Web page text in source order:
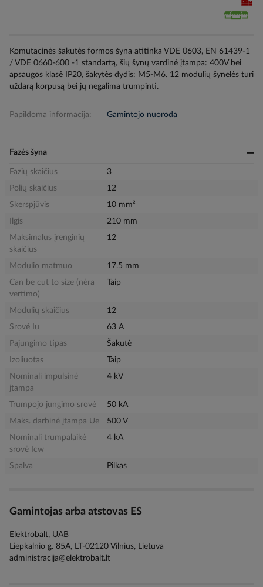
Komutacinės šakutės formos šyna atitinka VDE 0603, EN 61439-1
/ VDE 0660-600 -1 standartą, šių šynų vardinė įtampa: 400V bei
apsaugos klasė IP20, šakytės dydis: M5-M6. 12 modulių šynelės turi
uždarą korpusą bei jų negalima trumpinti.
Papildoma informacija: Gamintojo nuoroda
Fazės šyna
Fazių skaičius
3
Polių skaičius
12
Skerspjūvis
10 mm²
Ilgis
210 mm
Maksimalus įrenginių
skaičius
12
Modulio matmuo
17.5 mm
Can be cut to size (nėra
vertimo)
Taip
Modulių skaičius
12
Srovė Iu
63 A
Pajungimo tipas
Šakutė
Izoliuotas
Taip
Nominali impulsinė
įtampa
4 kV
Trumpojo jungimo srovė
50 kA
Maks. darbinė įtampa Ue
500 V
Nominali trumpalaikė
srovė Icw
4 kA
Spalva Pilkas
Gamintojas arba atstovas ES
Elektrobalt, UAB
Liepkalnio g. 85A, LT-02120 Vilnius, Lietuva
administracija@elektrobalt.lt